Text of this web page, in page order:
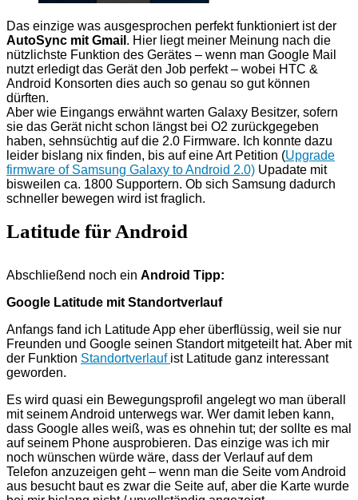
Das einzige was ausgesprochen perfekt funktioniert ist der
AutoSync mit Gmail . Hier liegt meiner Meinung nach die
nützlichste Funktion des Gerätes – wenn man Google Mail
nutzt erledigt das Gerät den Job perfekt – wobei HTC &
Android Konsorten dies auch so genau so gut können
dürften.
Aber wie Eingangs erwähnt warten Galaxy Besitzer, sofern
sie das Gerät nicht schon längst bei O2 zurückgegeben
haben, sehnsüchtig auf die 2.0 Firmware. Ich konnte dazu
leider bislang nix finden, bis auf eine Art Petition (Upgrade
firmware of Samsung Galaxy to Android 2.0) Upadate mit
bisweilen ca. 1800 Supportern. Ob sich Samsung dadurch
schneller bewegen wird ist fraglich.
Latitude für Android
Abschließend noch ein Android Tipp:
Google Latitude mit Standortverlauf
Anfangs fand ich Latitude App eher überflüssig, weil sie nur
Freunden und Google seinen Standort mitgeteilt hat. Aber mit
der Funktion Standortverlauf ist Latitude ganz interessant
geworden.
Es wird quasi ein Bewegungsprofil angelegt wo man überall
mit seinem Android unterwegs war. Wer damit leben kann,
dass Google alles weiß, was es ohnehin tut; der sollte es mal
auf seinem Phone ausprobieren. Das einzige was ich mir
noch wünschen würde wäre, dass der Verlauf auf dem
Telefon anzuzeigen geht – wenn man die Seite vom Android
aus besucht baut es zwar die Seite auf, aber die Karte wurde